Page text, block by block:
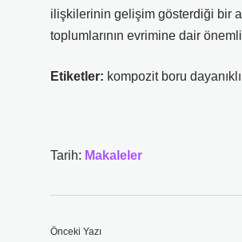
ilişkilerinin gelişim gösterdiği bir
toplumlarının evrimine dair
Etiketler: kompozit boru
Tarih: Makaleler
Önceki Yazı